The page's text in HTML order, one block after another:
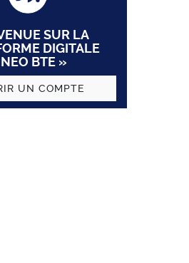
SUR LA
DIGITALE
BTE »
UN COMPTE